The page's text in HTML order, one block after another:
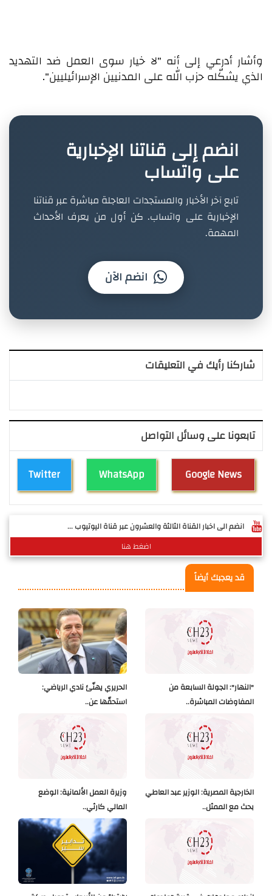
وأشار أدرعي إلى أنه "لا خيار سوى العمل ضد التهديد
الذي يشكّله حزب الله على المدنيين الإسرائيليين".
انضم إلى قناتنا الإخبارية
على واتساب
تابع آخر الأخبار والمستجدات العاجلة مباشرة عبر قناتنا
الإخبارية على واتساب. كن أول من يعرف الأحداث
المهمة.
انضم الآن
شاركنا رأيك في التعليقات
تابعونا على وسائل التواصل
Twitter WhatsApp Google News
انضم الى اخبار القناة الثالثة والعشرون عبر قناة اليوتيوب ...
اضغط هنا
قد يعجبك أيضاً
الحريري يهنّئ نادي الرياضي:
استحقّها عن..
"النهار": الجولة السابعة من
المفاوضات المباشرة..
وزيرة العمل الألمانية: الوضع
المالي كارثي..
الخارجية المصرية: الوزير عبد العاطي
بحث مع الممثل..